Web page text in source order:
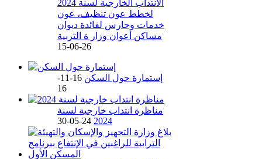
الانتداب الخارجية لسنة 2024
لخطط عون تنظيف، عون
خدمات وحارس لفائدة ديوان
مساكن أعوان وزار ة التربية
26-06-15
إستمارة حول السكن
16-11-
16
مناظرة انتداب خارجية لسنة
2024
24-05-30